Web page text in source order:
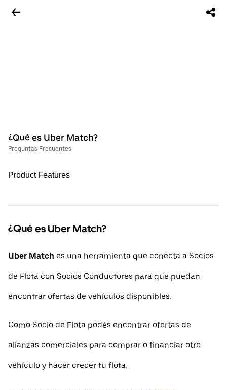
¿Qué es Uber Match?
Preguntas Frecuentes
Product Features
¿Qué es Uber Match?
Uber Match es una herramienta que conecta a Socios
de Flota con Socios Conductores para que puedan
encontrar ofertas de vehículos disponibles.
Como Socio de Flota podés encontrar ofertas de
alianzas comerciales para comprar o financiar otro
vehículo y hacer crecer tu flota.